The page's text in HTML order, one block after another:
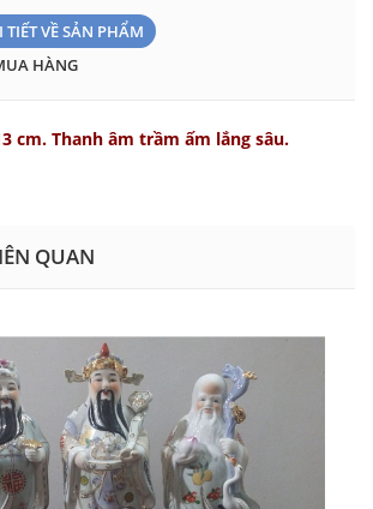
VỀ SẢN PHẨM
HÀNG
cm. Thanh âm trầm ấm lắng sâu.
QUAN